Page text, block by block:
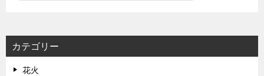
カテゴリー
花火